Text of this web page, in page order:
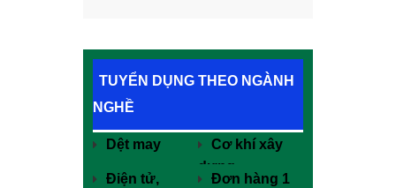
TUYỂN DỤNG THEO NGÀNH
NGHỀ
Dệt may
Cơ khí xây
dựng
Điện tử,
Đơn hàng 1